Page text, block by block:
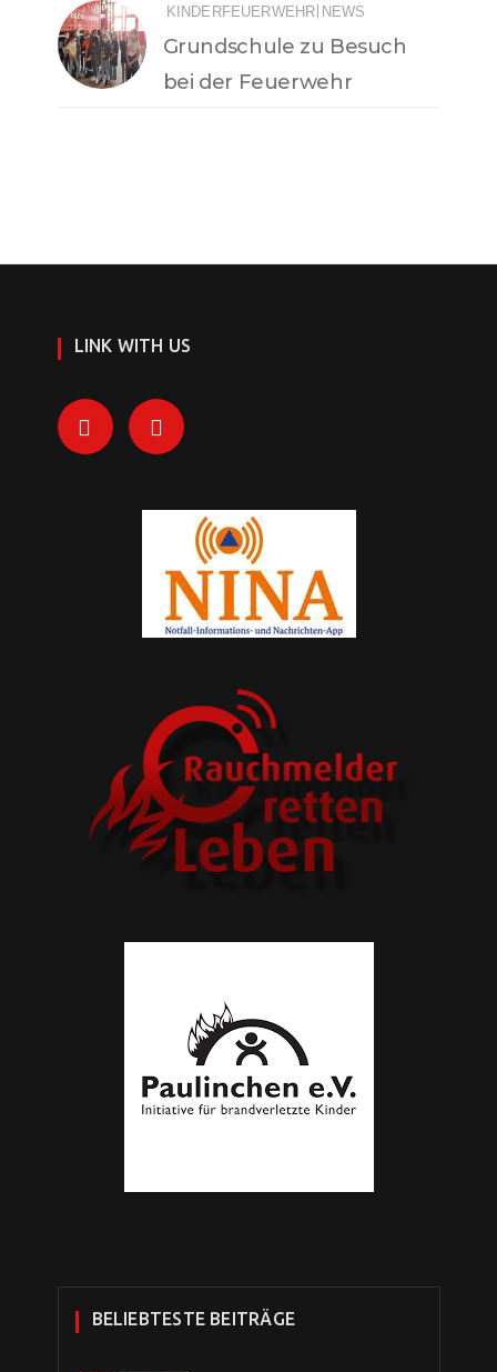
KINDERFEUERWEHR| NEWS
Grundschule zu Besuch
bei der Feuerwehr
LINK WITH US
BELIEBTESTE BEITRÄGE